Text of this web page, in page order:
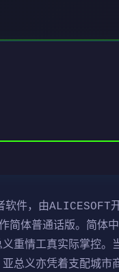
件，由ALICESOFT
简体普通话版。简体
重情工真实际掌控。
总义亦凭着支配城市